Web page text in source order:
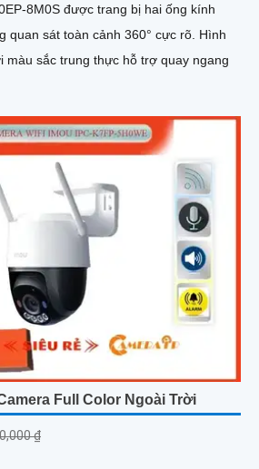
8M0S được trang bị hai ống kính
sát toàn cảnh 360° cực rõ. Hình
màu sắc trung thực hỗ trợ quay ngang
Full Color Ngoài Trời
₫